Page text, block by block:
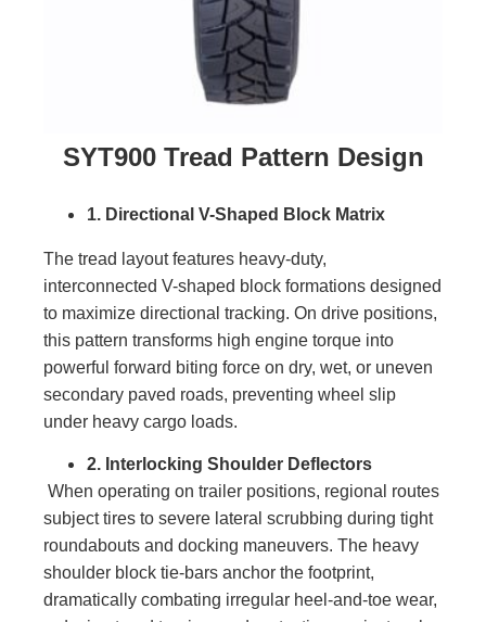
SYT900 Tread Pattern Design
1. Directional V-Shaped Block Matrix
The tread layout features heavy-duty,
interconnected V-shaped block formations designed
to maximize directional tracking. On drive positions,
this pattern transforms high engine torque into
powerful forward biting force on dry, wet, or uneven
secondary paved roads, preventing wheel slip
under heavy cargo loads.
2. Interlocking Shoulder Deflectors
When operating on trailer positions, regional routes
subject tires to severe lateral scrubbing during tight
roundabouts and docking maneuvers. The heavy
shoulder block tie-bars anchor the footprint,
dramatically combating irregular heel-and-toe wear,